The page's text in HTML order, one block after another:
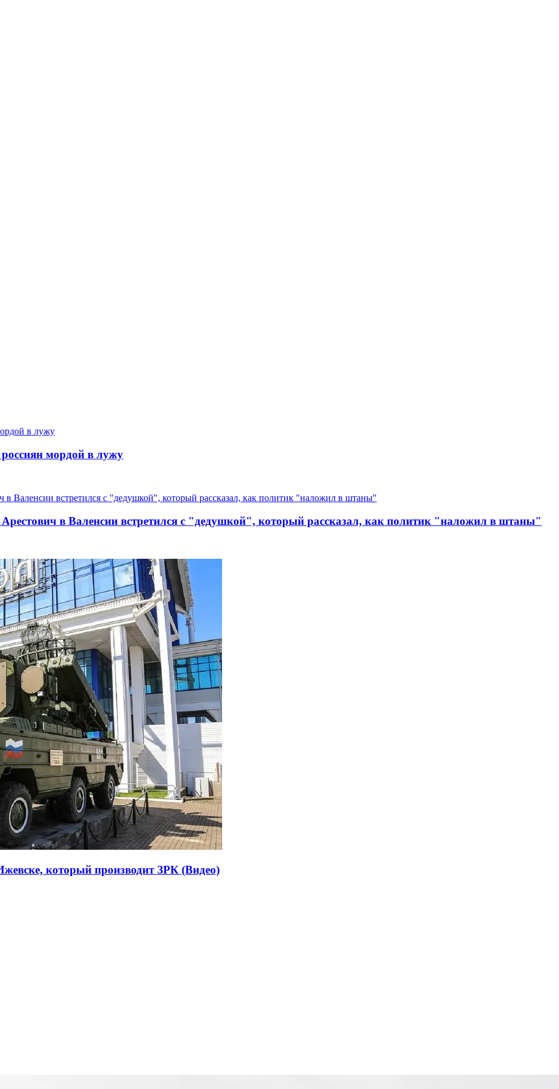
мордой в лужу
в Валенсии встретился с "дедушкой", который рассказал, как политик "наложил в штаны"
который производит ЗРК (Видео)